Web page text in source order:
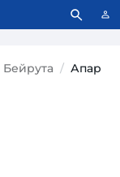
это значит?